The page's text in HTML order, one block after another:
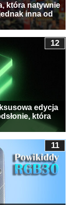
która natywnie
inna od
edycja
która
12
11